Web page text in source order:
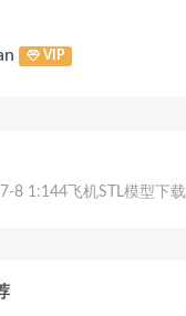
VIP
8 1:144飞机STL模型下载